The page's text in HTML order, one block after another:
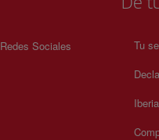
Sociales
Tu